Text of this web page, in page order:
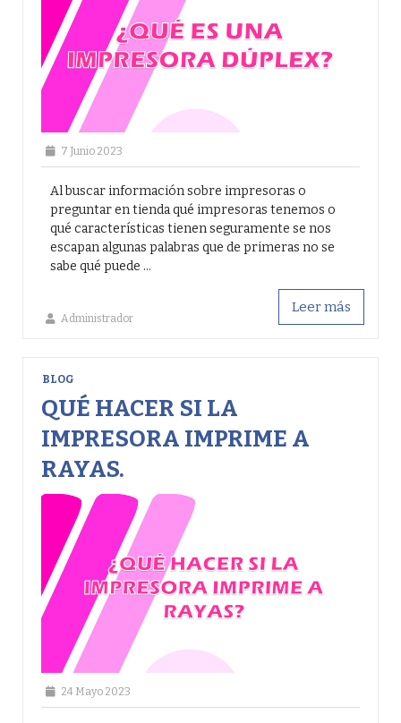
Administrador
7 Junio 2023
Al buscar información sobre impresoras o
preguntar en tienda qué impresoras tenemos o
qué características tienen seguramente se nos
escapan algunas palabras que de primeras no se
sabe qué puede ...
Leer más
QUÉ HACER SI LA
IMPRESORA IMPRIME A
RAYAS.
BLOG
24 Mayo 2023